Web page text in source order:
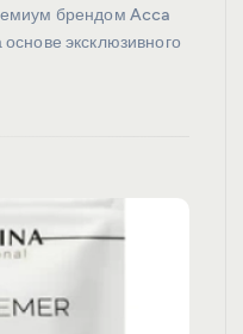
брендом Acca
эксклюзивного